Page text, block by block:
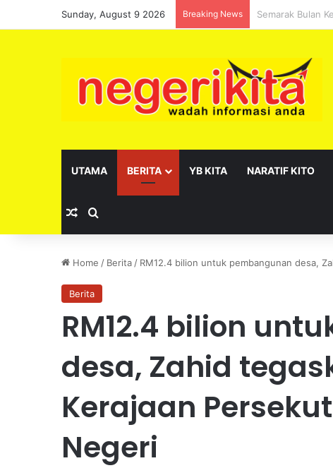
Sunday, August 9 2026 Breaking News Pelantikan
UTAMA BERITA YB KITA NARATIF KITO
Random Article
Home / Berita / RM12.4 bilion untuk pembangunan desa,
Berita
RM12.4 bilion
desa, Zahid
Kerajaan
Negeri